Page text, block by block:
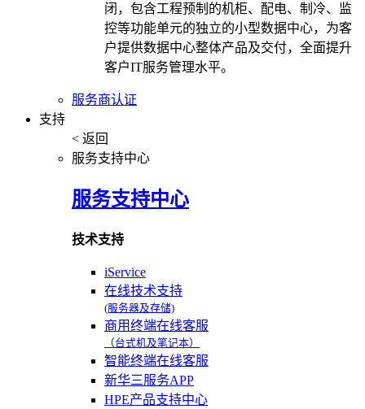
闭，包含工程预制的机柜、配电、制冷、监
控等功能单元的独立的小型数据中心，为客
户提供数据中心整体产品及交付，全面提升
客户IT服务管理水平。
服务商认证
支持
< 返回
服务支持中心
服务支持中心
技术支持
iService
在线技术支持
(服务器及存储)
商用终端在线客服
（台式机及笔记本）
智能终端在线客服
新华三服务APP
HPE产品支持中心